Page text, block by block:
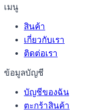
เมนู
สินค้า
เกี่ยวกับเรา
ติดต่อเรา
ข้อมูลบัญชี
บัญชีของฉัน
ตะกร้าสินค้า